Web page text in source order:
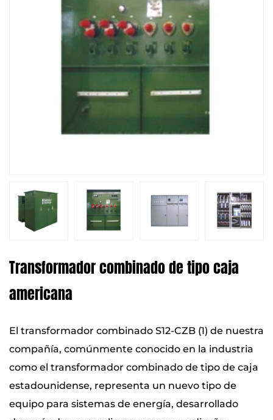
Transformador combinado de tipo caja
americana
El transformador combinado S12-CZB (1) de nuestra
compañía, comúnmente conocido en la industria
como el transformador combinado de tipo de caja
estadounidense, representa un nuevo tipo de
equipo para sistemas de energía, desarrollado